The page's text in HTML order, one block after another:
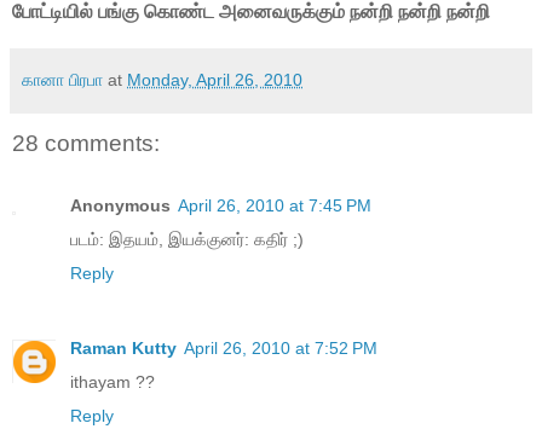
போட்டியில் பங்கு கொண்ட அனைவருக்கும் நன்றி நன்றி நன்றி
கானா பிரபா at Monday, April 26, 2010
28 comments:
Anonymous April 26, 2010 at 7:45 PM
படம்: இதயம், இயக்குனர்: கதிர் ;)
Reply
Raman Kutty April 26, 2010 at 7:52 PM
ithayam ??
Reply